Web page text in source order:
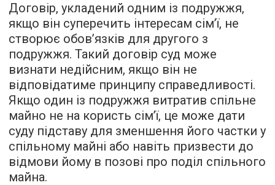
Договір, укладений одним із подружжя,
якщо він суперечить інтересам сім’ї, не
створює обов’язків для другого з
подружжя. Такий договір суд може
визнати недійсним, якщо він не
відповідатиме принципу справедливості.
Якщо один із подружжя витратив спільне
майно не на користь сім’ї, це може дати
суду підставу для зменшення його частки у
спільному майні або навіть призвести до
відмови йому в позові про поділ спільного
майна.